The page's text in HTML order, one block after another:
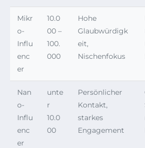
Mikr
o-
Influ
enc
er
10.0
00 –
100.
000
Hohe
Glaubwürdigk
eit,
Nischenfokus
Nan
o-
Influ
enc
er
unte
r
10.0
00
Persönlicher
Kontakt,
starkes
Engagement